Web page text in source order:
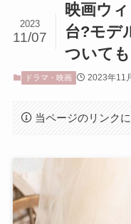
映画ウ
台?モデ
ついて
2023
11/07
ドラマ・映画 2023年11
当ページのリンク